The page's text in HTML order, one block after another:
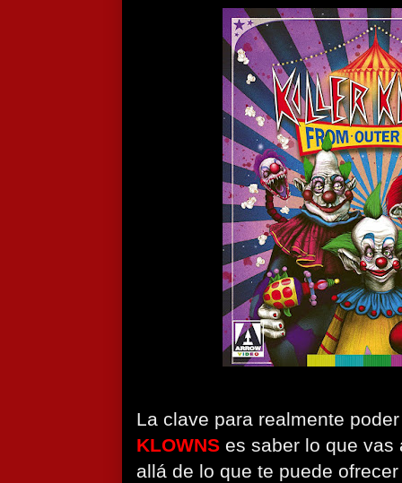
La clave para realmente
KLOWNS es saber lo que vas
allá de lo que te puede